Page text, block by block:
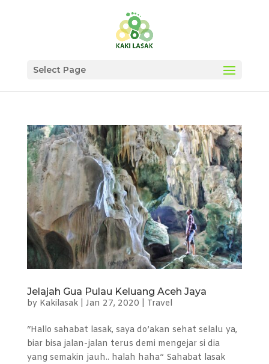
Select Page
Jelajah Gua Pulau Keluang Aceh Jaya
by Kakilasak| Jan 27, 2020 Travel
“Hallo sahabat lasak, saya do’akan sehat selalu ya,
biar bisa jalan-jalan terus demi mengejar si dia
yang semakin jauh.. halah haha” Sahabat lasak